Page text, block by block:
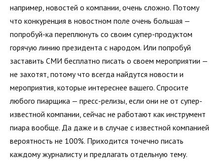
например, новостей о компании, очень сложно. Потому
что конкуренция в новостном поле очень большая —
попробуй-ка переплюнуть со своим супер-продуктом
горячую линию президента с народом. Или попробуй
заставить СМИ бесплатно писать о своем мероприятии —
не захотят, потому что всегда найдутся новости и
мероприятия, которые интереснее вашего. Спросите
любого пиарщика — пресс-релизы, если они не от супер-
известной компании, сейчас не работают как инструмент
пиара вообще. Да даже и в случае с известной компанией
вероятность не 100%. Приходится точечно писать
каждому журналисту и предлагать отдельную тему.